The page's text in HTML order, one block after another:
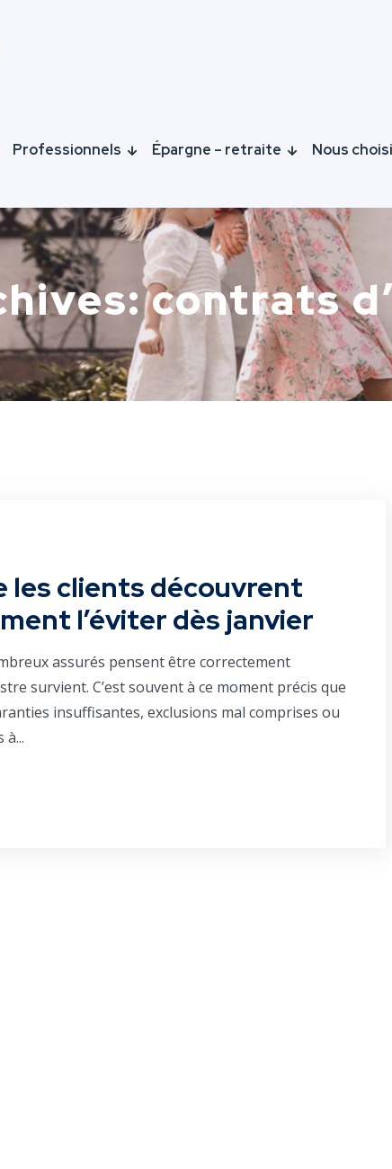
Professionnels Épargne – retraite Nous
contrats
les clients découvrent
l’éviter dès janvier
assurés pensent être correctement
survient. C’est souvent à ce moment précis que
insuffisantes, exclusions mal comprises ou